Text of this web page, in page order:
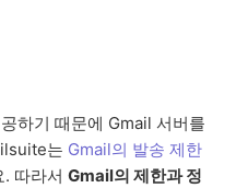
하기 때문에 Gmail 서버를
는 Gmail의 발송 제한
. 따라서Gmail의 제한과 정